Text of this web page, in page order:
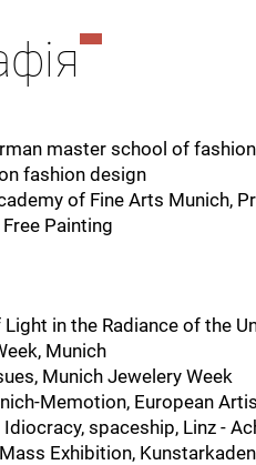
master school of
fashion design
of Fine Arts Munich,
Painting
in the Radiance of the
Munich
Munich Jewelery Week
Memotion, European
spaceship, Linz -
Exhibition,